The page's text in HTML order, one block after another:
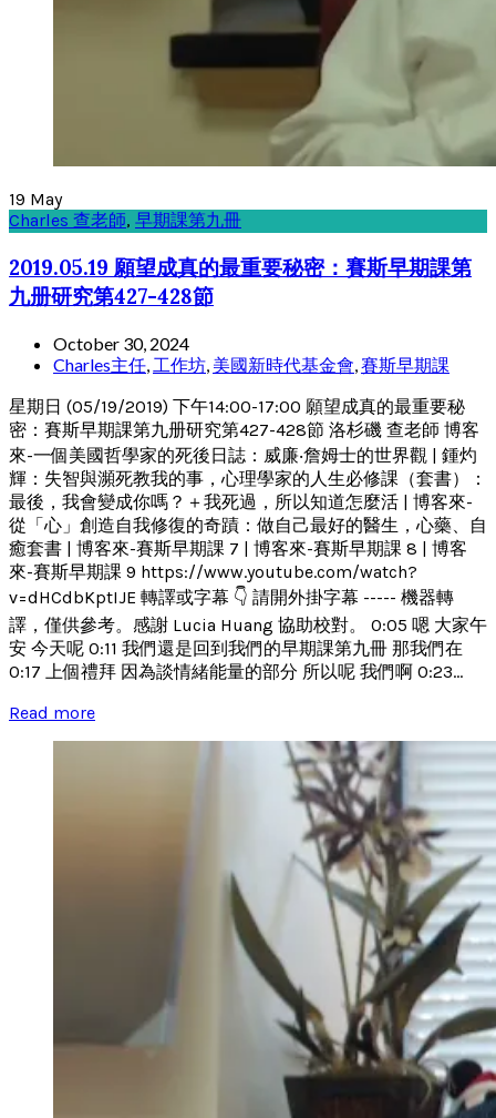
19 May
Charles 查老師, 早期課第九冊
2019.05.19 願望成真的最重要秘密：賽斯早期課第
九册研究第427-428節
October 30, 2024
Charles主任 工作坊 美國新時代基金會 賽斯早期課
星期日 (05/19/2019) 下午14:00-17:00 願望成真的最重要秘
密：賽斯早期課第九册研究第427-428節 洛杉磯 查老師 博客
來-一個美國哲學家的死後日誌：威廉‧詹姆士的世界觀 | 鍾灼
輝：失智與瀕死教我的事，心理學家的人生必修課（套書）：
最後，我會變成你嗎？＋我死過，所以知道怎麼活 | 博客來-
從「心」創造自我修復的奇蹟：做自己最好的醫生，心藥、自
癒套書 | 博客來-賽斯早期課 7 | 博客來-賽斯早期課 8 | 博客
來-賽斯早期課 9 https://www.youtube.com/watch?
v=dHCdbKptIJE 轉譯或字幕 👇 請開外掛字幕 ----- 機器轉
譯，僅供參考。感謝 Lucia Huang 協助校對。 0:05 嗯 大家午
安 今天呢 0:11 我們還是回到我們的早期課第九冊 那我們在
0:17 上個禮拜 因為談情緒能量的部分 所以呢 我們啊 0:23...
Read more